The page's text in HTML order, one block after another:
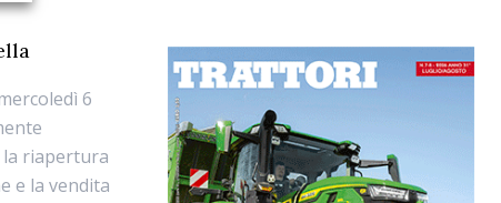
6
la riapertura
e la vendita